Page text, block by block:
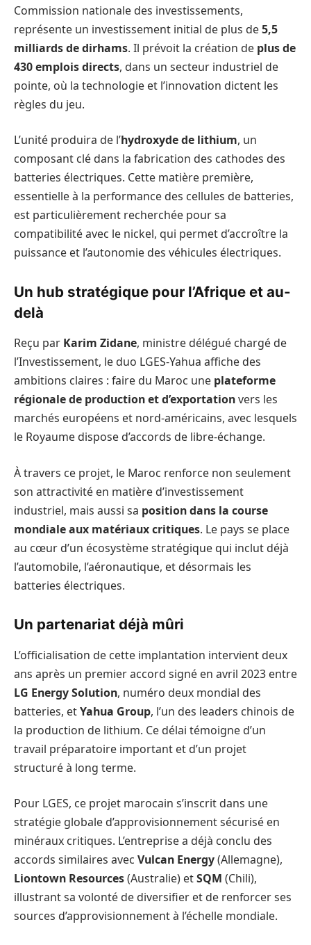
Commission nationale des investissements,
représente un investissement initial de plus de5,5
milliards de dirhams. Il prévoit la création de plus de
430 emplois directs, dans un secteur industriel de
pointe, où la technologie et l’innovation dictent les
règles du jeu.
L’unité produira de l’hydroxyde de lithium, un
composant clé dans la fabrication des cathodes des
batteries électriques. Cette matière première,
essentielle à la performance des cellules de batteries,
est particulièrement recherchée pour sa
compatibilité avec le nickel, qui permet d’accroître la
puissance et l’autonomie des véhicules électriques.
Un hub stratégique pour l’Afrique et au-
delà
Reçu par Karim Zidane, ministre délégué chargé de
l’Investissement, le duo LGES-Yahua affiche des
ambitions claires : faire du Maroc une plateforme
régionale de production et d’exportationvers les
marchés européens et nord-américains, avec lesquels
le Royaume dispose d’accords de libre-échange.
À travers ce projet, le Maroc renforce non seulement
son attractivité en matière d’investissement
industriel, mais aussi sa position dans la course
mondiale aux matériaux critiques. Le pays se place
au cœur d’un écosystème stratégique qui inclut déjà
l’automobile, l’aéronautique, et désormais les
batteries électriques.
Un partenariat déjà mûri
L’officialisation de cette implantation intervient deux
ans après un premier accord signé en avril 2023 entre
LG Energy Solution, numéro deux mondial des
batteries, etYahua Group, l’un des leaders chinois de
la production de lithium. Ce délai témoigne d’un
travail préparatoire important et d’un projet
structuré à long terme.
Pour LGES, ce projet marocain s’inscrit dans une
stratégie globale d’approvisionnement sécurisé en
minéraux critiques. L’entreprise a déjà conclu des
accords similaires avec Vulcan Energy(Allemagne),
Liontown Resources(Australie) etSQM (Chili),
illustrant sa volonté de diversifier et de renforcer ses
sources d’approvisionnement à l’échelle mondiale.